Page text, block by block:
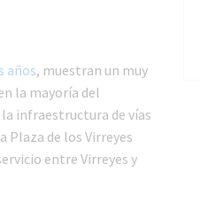
años, muestran un muy
la mayoría del
infraestructura de vías
Plaza de los Virreyes
entre Virreyes y